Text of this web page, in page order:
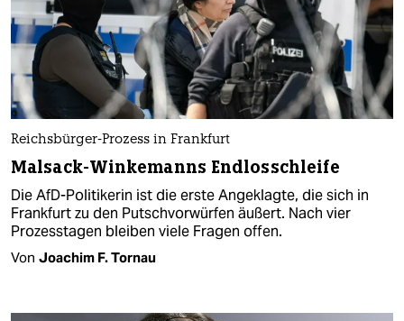
Reichsbürger-Prozess in Frankfurt
Malsack-Winkemanns Endlosschleife
Die AfD-Politikerin ist die erste Angeklagte, die sich in
Frankfurt zu den Putschvorwürfen äußert. Nach vier
Prozesstagen bleiben viele Fragen offen.
Von Joachim F. Tornau